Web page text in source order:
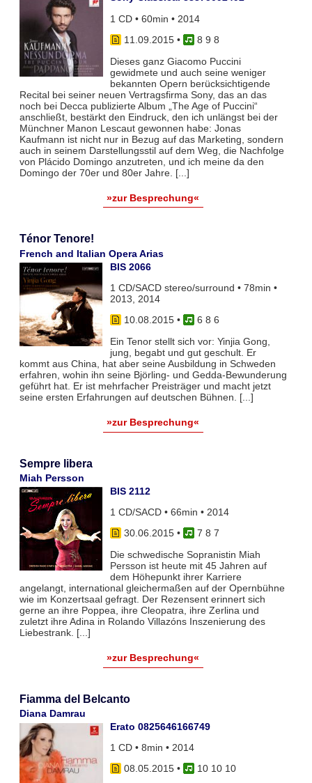
1 CD • 60min • 2014
11.09.2015•
8 9 8
Dieses ganz Giacomo Puccini
gewidmete und auch seine weniger
bekannten Opern berücksichtigende
Recital bei seiner neuen Vertragsfirma Sony, das an das
noch bei Decca publizierte Album „The Age of Puccini“
anschließt, bestärkt den Eindruck, den ich unlängst bei der
Münchner Manon Lescaut gewonnen habe: Jonas
Kaufmann ist nicht nur in Bezug auf das Marketing, sondern
auch in seinem Darstellungsstil auf dem Weg, die Nachfolge
von Plácido Domingo anzutreten, und ich meine da den
Domingo der 70er und 80er Jahre. [...]
»zur Besprechung«
Ténor Tenore!
French and Italian Opera Arias
BIS 2066
1 CD/SACD stereo/surround • 78min •
2013, 2014
10.08.2015•
6 8 6
Ein Tenor stellt sich vor: Yinjia Gong,
jung, begabt und gut geschult. Er
kommt aus China, hat aber seine Ausbildung in Schweden
erfahren, wohin ihn seine Björling- und Gedda-Bewunderung
geführt hat. Er ist mehrfacher Preisträger und macht jetzt
seine ersten Erfahrungen auf deutschen Bühnen. [...]
»zur Besprechung«
Sempre libera
Miah Persson
BIS 2112
1 CD/SACD • 66min • 2014
30.06.2015•
7 8 7
Die schwedische Sopranistin Miah
Persson ist heute mit 45 Jahren auf
dem Höhepunkt ihrer Karriere
angelangt, international gleichermaßen auf der Opernbühne
wie im Konzertsaal gefragt. Der Rezensent erinnert sich
gerne an ihre Poppea, ihre Cleopatra, ihre Zerlina und
zuletzt ihre Adina in Rolando Villazóns Inszenierung des
Liebestrank. [...]
»zur Besprechung«
Fiamma del Belcanto
Diana Damrau
Erato 0825646166749
1 CD • 8min • 2014
08.05.2015•
10 10 10